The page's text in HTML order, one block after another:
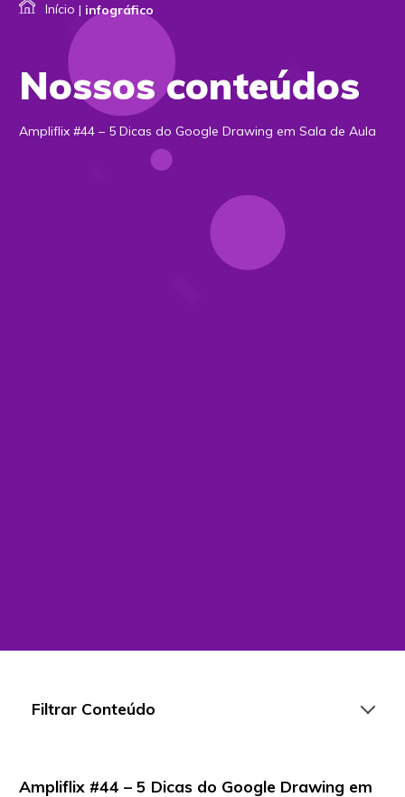
Início | infográfico
Nossos conteúdos
Ampliflix #44 – 5 Dicas do Google Drawing em Sala de Aula
Filtrar Conteúdo
Ampliflix #44 – 5 Dicas do Google Drawing em